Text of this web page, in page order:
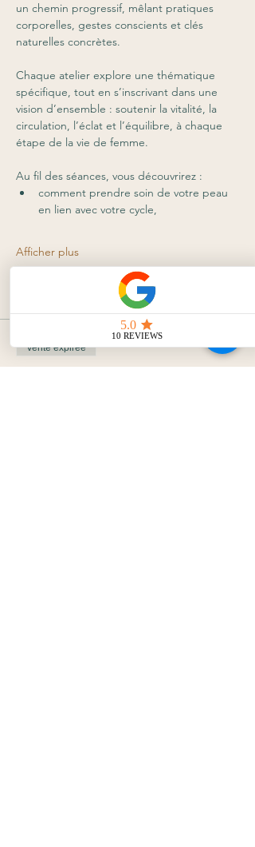
un chemin progressif, mêlant pratiques
corporelles, gestes conscients et clés
naturelles concrètes.
Chaque atelier explore une thématique
spécifique, tout en s’inscrivant dans une
vision d’ensemble : soutenir la vitalité, la
circulation, l’éclat et l’équilibre, à chaque
étape de la vie de femme.
Au fil des séances, vous découvrirez :
comment prendre soin de votre peau
en lien avec votre cycle,
Afficher plus
Vente expirée